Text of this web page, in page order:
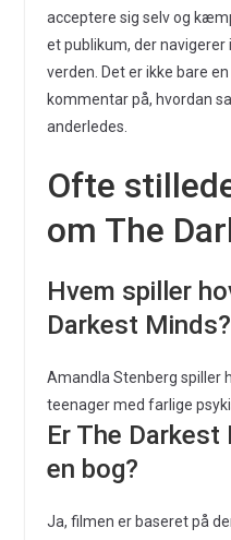
acceptere sig selv og
et publikum, der
verden. Det er ikke bare
kommentar på, hvordan
anderledes.
Ofte
om The
Hvem spiller
Darkest Minds?
Amandla Stenberg spiller
teenager med farlige
Er The
en bog?
Ja, filmen er baseret på